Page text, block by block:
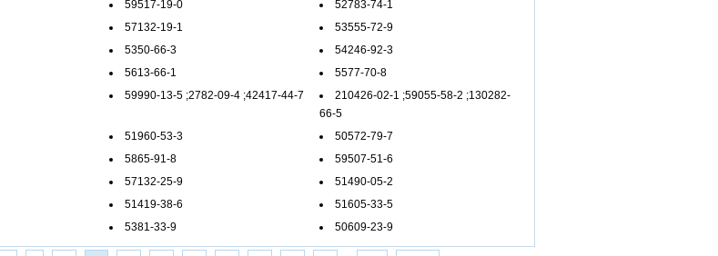
59517-19-0
52783-74-1
57132-19-1
53555-72-9
5350-66-3
54246-92-3
5613-66-1
5577-70-8
59990-13-5 ;2782-09-4 ;42417-44-7 210426-02-1 ;59055-58-2 ;130282-
66-5
51960-53-3
50572-79-7
5865-91-8
59507-51-6
57132-25-9
51490-05-2
51419-38-6
51605-33-5
5381-33-9 50609-23-9